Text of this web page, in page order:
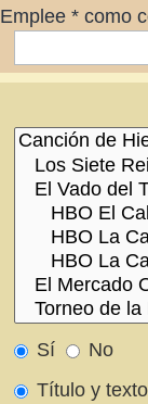
Emplee * como
Sí
No
Título y